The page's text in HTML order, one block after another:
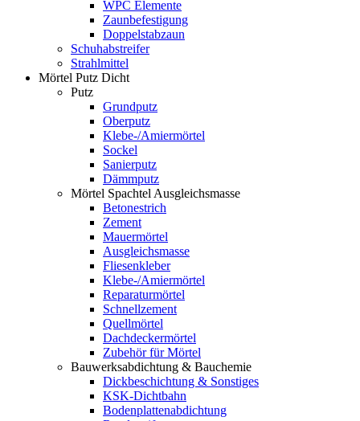
WPC Elemente
Zaunbefestigung
Doppelstabzaun
Schuhabstreifer
Strahlmittel
Mörtel Putz Dicht
Putz
Grundputz
Oberputz
Klebe-/Amiermörtel
Sockel
Sanierputz
Dämmputz
Mörtel Spachtel Ausgleichsmasse
Betonestrich
Zement
Mauermörtel
Ausgleichsmasse
Fliesenkleber
Klebe-/Amiermörtel
Reparaturmörtel
Schnellzement
Quellmörtel
Dachdeckermörtel
Zubehör für Mörtel
Bauwerksabdichtung & Bauchemie
Dickbeschichtung & Sonstiges
KSK-Dichtbahn
Bodenplattenabdichtung